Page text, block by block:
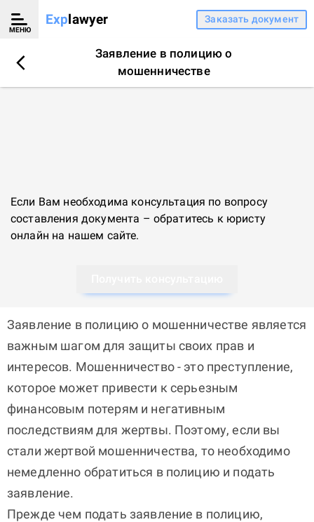
МЕНЮ
Explawyer Заказать документ
Заявление в полицию о
мошенничестве
Если Вам необходима консультация по вопросу
составления документа – обратитесь к юристу
онлайн на нашем сайте.
Заявление в полицию о мошенничестве является
важным шагом для защиты своих прав и
интересов. Мошенничество - это преступление,
которое может привести к серьезным
финансовым потерям и негативным
последствиям для жертвы. Поэтому, если вы
стали жертвой мошенничества, то необходимо
немедленно обратиться в полицию и подать
заявление.
Прежде чем подать заявление в полицию,